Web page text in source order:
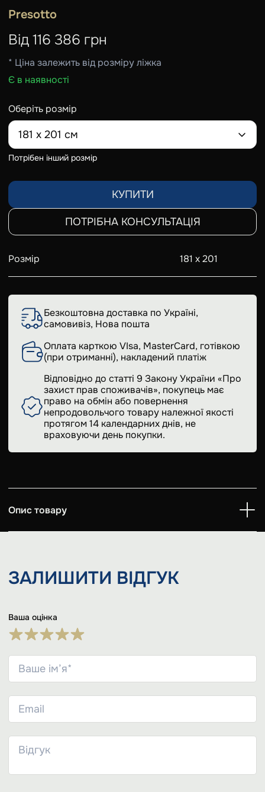
Presotto
Від 116 386 грн
* Ціна залежить від розміру ліжка
Є в наявності
Оберіть розмір
181 х 201 см
Потрібен інший розмір
КУПИТИ
ПОТРІБНА КОНСУЛЬТАЦІЯ
Розмір 181 х 201
Безкоштовна доставка по Україні,
самовивіз, Нова пошта
Оплата карткою VIsa, MasterCard, готівкою
(при отриманні), накладений платіж
Відповідно до статті 9 Закону України «Про
захист прав споживачів», покупець має
право на обмін або повернення
непродовольчого товару належної якості
протягом 14 календарних днів, не
враховуючи день покупки.
Опис товару
ЗАЛИШИТИ ВІДГУК
Ваша оцінка